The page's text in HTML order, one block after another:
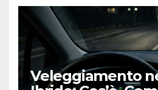
Veleggiamento